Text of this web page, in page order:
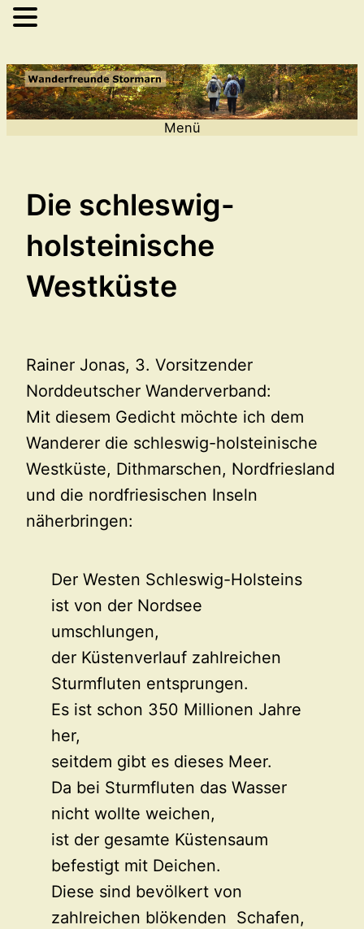
Inhalt
springen
Menü
Die schleswig-
holsteinische
Westküste
Rainer Jonas, 3. Vorsitzender
Norddeutscher Wanderverband:
Mit diesem Gedicht möchte ich dem
Wanderer die schleswig-holsteinische
Westküste, Dithmarschen, Nordfriesland
und die nordfriesischen Inseln
näherbringen:
Der Westen Schleswig-Holsteins
ist von der Nordsee
umschlungen,
der Küstenverlauf zahlreichen
Sturmfluten entsprungen.
Es ist schon 350 Millionen Jahre
her,
seitdem gibt es dieses Meer.
Da bei Sturmfluten das Wasser
nicht wollte weichen,
ist der gesamte Küstensaum
befestigt mit Deichen.
Diese sind bevölkert von
zahlreichen blökenden Schafen,